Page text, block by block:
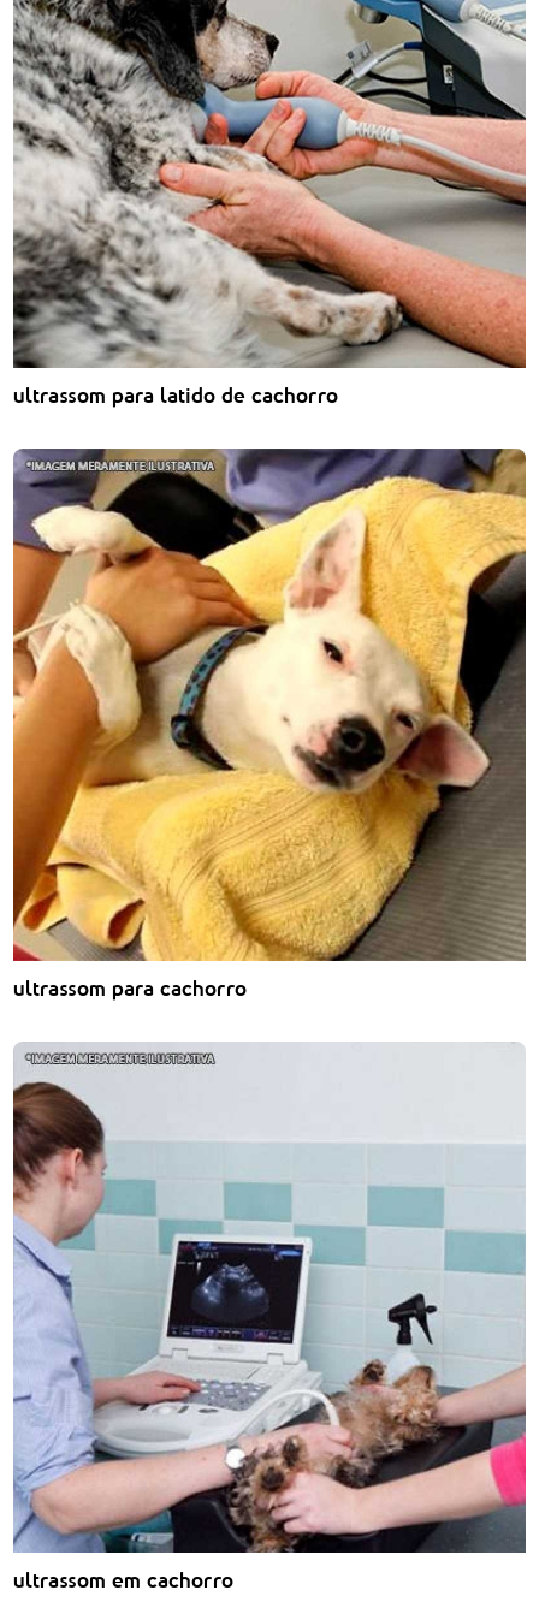
ultrassom para latido de cachorro
ultrassom para cachorro
ultrassom em cachorro